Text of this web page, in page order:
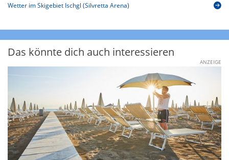
Wetter im Skigebiet Ischgl (Silvretta Arena)
Das könnte dich auch interessieren
ANZEIGE